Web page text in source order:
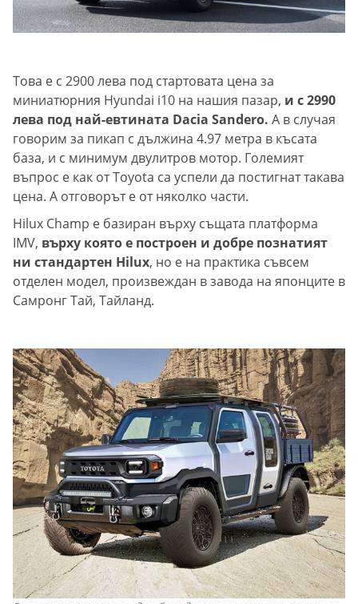
Това е с 2900 лева под стартовата цена за
миниатюрния Hyundai i10 на нашия пазар, и с 2990
лева под най-евтината Dacia Sandero. А в случая
говорим за пикап с дължина 4.97 метра в късата
база, и с минимум двулитров мотор. Големият
въпрос е как от Toyota са успели да постигнат такава
цена. А отговорът е от няколко части.
Hilux Champ е базиран върху същата платформа
IMV, върху която е построен и добре познатият
ни стандартен Hilux, но е на практика съвсем
отделен модел, произвеждан в завода на японците в
Самронг Тай, Тайланд.